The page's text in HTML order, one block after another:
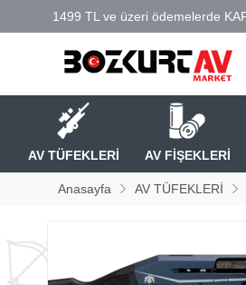
AV TÜFEKLERİ AV FİŞEKLERİ
Anasayfa AV TÜFEKLERİ